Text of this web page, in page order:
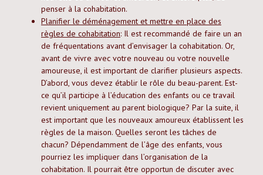
penser à la cohabitation.
Planifier le déménagement et mettre en place des
règles de cohabitation: Il est recommandé de faire un an
de fréquentations avant d’envisager la cohabitation. Or,
avant de vivre avec votre nouveau ou votre nouvelle
amoureuse, il est important de clarifier plusieurs aspects.
D’abord, vous devez établir le rôle du beau-parent. Est-
ce qu’il participe à l’éducation des enfants ou ce travail
revient uniquement au parent biologique? Par la suite, il
est important que les nouveaux amoureux établissent les
règles de la maison. Quelles seront les tâches de
chacun? Dépendamment de l’âge des enfants, vous
pourriez les impliquer dans l’organisation de la
cohabitation. Il pourrait être opportun de discuter avec